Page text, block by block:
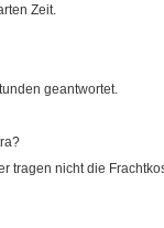
Zeit.
geantwortet.
tragen nicht die